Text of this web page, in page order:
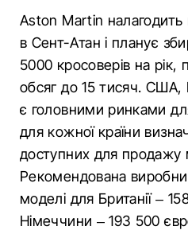
Aston Martin налагодить
в Сент-Атан і планує
5000 кросоверів на
обсяг до 15 тисяч. США,
є головними ринками
для кожної країни
доступних для
Рекомендована
моделі для Британії –
Німеччини – 193 500